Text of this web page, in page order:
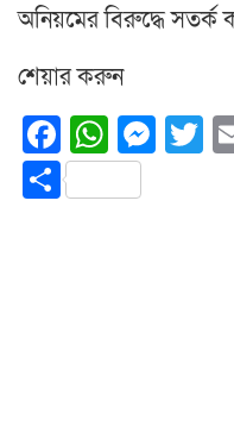
অনিয়মের বিরুদ্ধে সতর্ক
শেয়ার করুন
Facebook
Share